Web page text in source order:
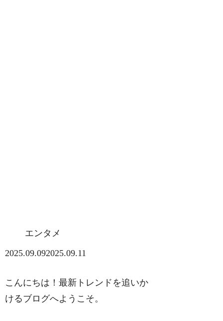
エンタメ
2025.09.092025.09.11
こんにちは！最新トレンドを追いか
けるブログへようこそ。